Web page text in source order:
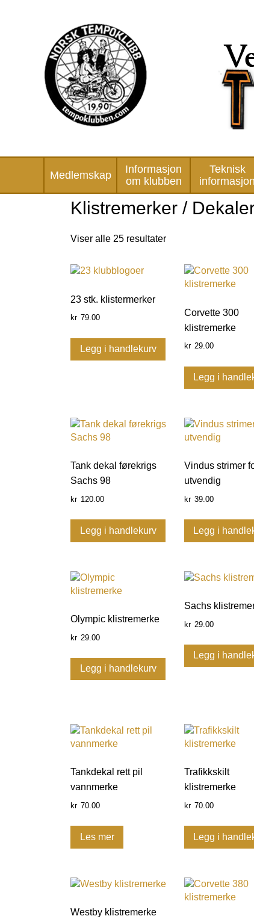
Medlemskap
Informasjon
om klubben
Teknisk
informasjon
Klistremerker /
Viser alle 25 resultater
23 stk. klistermerker
kr 79.00
Legg i handlekurv
Corvette 300
klistremerke
kr 29.00
Legg i
Tank dekal førekrigs
Sachs 98
kr 120.00
Legg i handlekurv
Vindus strimer
utvendig
kr 39.00
Legg i
Olympic klistremerke
kr 29.00
Legg i handlekurv
Sachs
kr 29.00
Legg i
Tankdekal rett pil
vannmerke
kr 70.00
Les mer
Trafikkskilt
klistremerke
kr 70.00
Legg i
Westby klistremerke